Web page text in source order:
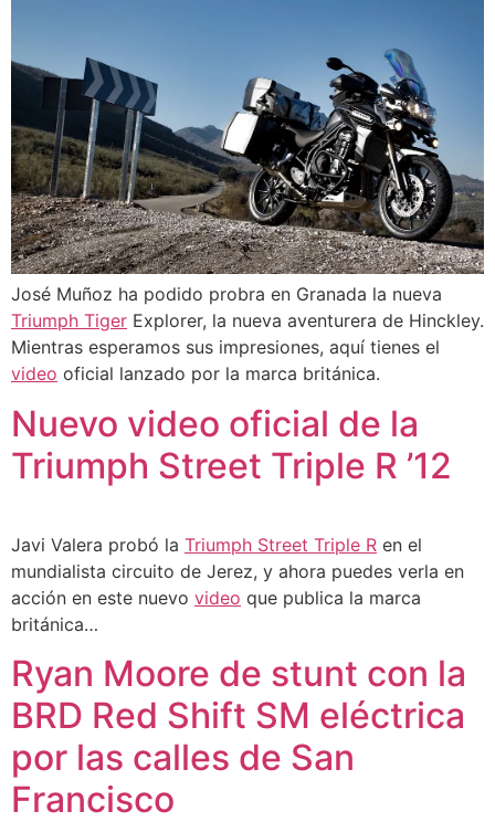
José Muñoz ha podido probra en Granada la nueva
Triumph Tiger Explorer, la nueva aventurera de Hinckley.
Mientras esperamos sus impresiones, aquí tienes el
video oficial lanzado por la marca británica.
Nuevo video oficial de la
Triumph Street Triple R ’12
Javi Valera probó la Triumph Street Triple R en el
mundialista circuito de Jerez, y ahora puedes verla en
acción en este nuevo video que publica la marca
británica…
Ryan Moore de stunt con la
BRD Red Shift SM eléctrica
por las calles de San
Francisco